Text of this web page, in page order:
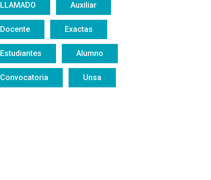
LLAMADO Auxiliar
Docente Exactas
Estudiantes Alumno
Convocatoria Unsa